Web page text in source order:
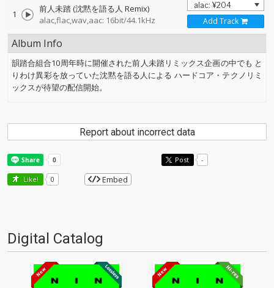
1
前人未踏 (沈黙を語る人 Remix)
alac,flac,wav,aac: 16bit/44.1kHz
Add Track
Album Info
韻踏合組合10周年時に開催された前人未踏リミックス企画の中でも と
りわけ異彩を放っていた沈黙を語る人による ハードコア・テクノリミ
ックスが待望の配信開始。
Report about incorrect data
Post -
Like! 0 Embed
Digital Catalog